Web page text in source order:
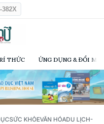
382X
THỨC ỨNG DỤNG & ĐỔI
SỨC KHỎEVĂN HÓADU LỊCH-